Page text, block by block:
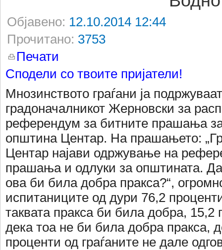
Објавено: 12.10.2014 12:44
Прочитано: 3753
Печати
Сподели со твоите пријатели!
Мнозинството граѓани ја
градоначалникот Жерновски за
референдум за битните прашања за
општина Центар. На прашањето:
Центар најави одржување на
прашања и одлуки за општината.
ова би била добра пракса?“,
испитаниците од дури 76,2
таквата пракса би била добра, 15,2
дека тоа не би била добра пракса,
проценти од граѓаните не дале